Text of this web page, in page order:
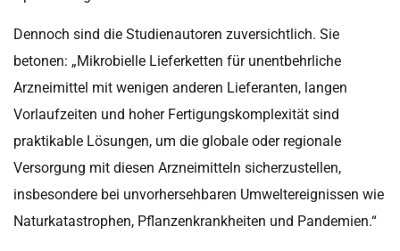
Dennoch sind die Studienautoren zuversichtlich. Sie
betonen: „Mikrobielle Lieferketten für unentbehrliche
Arzneimittel mit wenigen anderen Lieferanten, langen
Vorlaufzeiten und hoher Fertigungskomplexität sind
praktikable Lösungen, um die globale oder regionale
Versorgung mit diesen Arzneimitteln sicherzustellen,
insbesondere bei unvorhersehbaren Umweltereignissen wie
Naturkatastrophen, Pflanzenkrankheiten und Pandemien.“